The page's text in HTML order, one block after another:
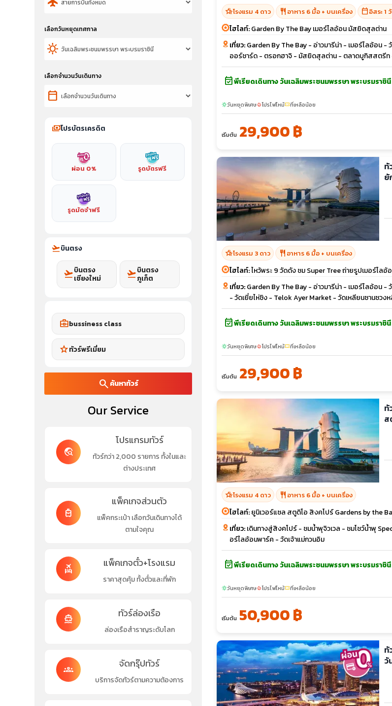
เลือกวันหยุดเทศกาล
sunny
เลือกจำนวนวันเดินทาง
calendar_today
paymentsโปรบัตรเครดิต
ผ่อน 0% รูดบัตรฟรี
รูดมัดจำฟรี
flight_takeoffบินตรง
flight_takeoffบินตรง
เชียงใหม่
flight_takeoffบินตรง
ภูเก็ต
business_centerbussiness class
starทัวร์พรีเมี่ยม
search ค้นหาทัวร์
Our Service
travel_explore
โปรแกรมทัวร์
ทัวร์กว่า 2,000 รายการ ทั้งในและ
ต่างประเทศ
travel_luggage_and_bags
แพ็คเกจส่วนตัว
แพ็คกระเป๋า เลือกวันเดินทางได้
ตามใจคุณ
flights_and_hotels แพ็คเกจตั๋ว+โรงแรม
ราคาสุดคุ้ม ทั้งตั๋วและที่พัก
directions_boat ทัวร์ล่องเรือ
ล่องเรือสำราญระดับโลก
groups จัดกรุ๊ปทัวร์
บริการจัดทัวร์ตามความต้องการ
hotel_classโรงแรม 4 ดาว restaurant อาหาร 6 มื้อ + บนเครื่อง calendar_todayอิสระ 1
ไฮไลท์:Garden By The Bay เมอร์ไลอ้อน มัสยิดสุลต่าน
เที่ยว:Garden By The Bay - อ่าวมารีน่า - เมอร์ไลอ้อน
ออร์ชาร์ด - ตรอกฮาจิ - มัสยิดสุลต่าน - ตลาดบูกิสสตรีท
event_availableพีเรียดเดินทาง วันเฉลิมพระชนมพรรษา พระบรมราชินี
sunnyวันหยุดพิเศษlocal_fire_departmentโปรไฟไหม้confirmation_numberที่เหลือน้อย
เริ่มต้น 29,900 ฿
ทั
ยั
hotel_classโรงแรม 3 ดาว restaurant อาหาร 6 มื้อ + บนเครื่อง
ไฮไลท์:ไหว้พระ 9 วัดดัง ชม Super Tree ถ่ายรูปเมอร์ไลอ้
เที่ยว:Garden By The Bay - อ่าวมารีน่า - เมอร์ไลอ้อน
- วัดเยี่ยไห่ชิง - Telok Ayer Market - วัดเหลียนซานซวง
event_availableพีเรียดเดินทาง วันเฉลิมพระชนมพรรษา พระบรมราชินี
sunnyวันหยุดพิเศษlocal_fire_departmentโปรไฟไหม้confirmation_numberที่เหลือน้อย
เริ่มต้น 29,900 ฿
ทัวร์สิงคโ
ส
hotel_classโรงแรม 4 ดาว restaurant อาหาร 6 มื้อ + บนเครื่อง
ไฮไลท์:ยูนิเวอร์แซล สตูดิโอ สิงคโปร์ Gardens by the
เที่ยว:เดินทางสู่สิงคโปร์ - ชมน้ำพุจิวเวล - ชมโชว์น้ำพุ
อร์ไลอ้อนพาร์ค - วัดเจ้าแม่กวนอิม
event_availableพีเรียดเดินทาง วันเฉลิมพระชนมพรรษา พระบรมราชินี
sunnyวันหยุดพิเศษlocal_fire_departmentโปรไฟไหม้confirmation_numberที่เหลือน้อย
เริ่มต้น 50,900 ฿
ทั
วั